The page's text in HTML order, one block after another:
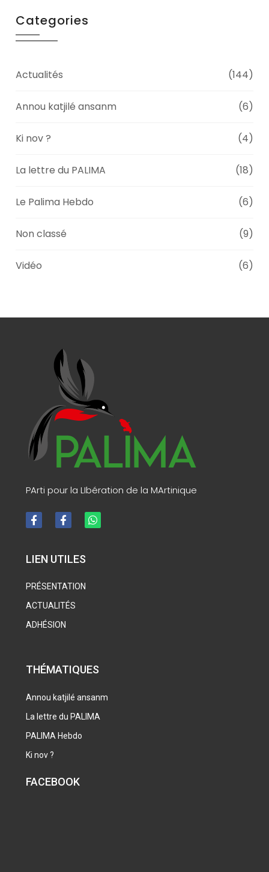
Categories
Actualités (144)
Annou katjilé ansanm (6)
Ki nov ? (4)
La lettre du PALIMA (18)
Le Palima Hebdo (6)
Non classé (9)
Vidéo (6)
PArti pour la LIbération de la MArtinique
LIEN UTILES
PRÉSENTATION
ACTUALITÉS
ADHÉSION
THÉMATIQUES
Annou katjilé ansanm
La lettre du PALIMA
PALIMA Hebdo
Ki nov ?
FACEBOOK